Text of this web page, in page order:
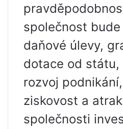
společnost
daňové úlevy,
dotace od státu,
rozvoj
ziskovost a
společnosti